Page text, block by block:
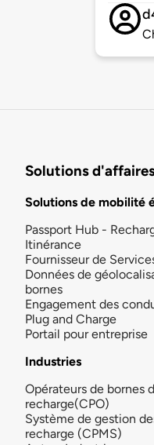
Solutions
Solutions de mobilité
Passport Hub -
Itinérance
Fournisseur de
Données de
bornes
Engagement des
Plug and Charge
Portail pour entreprise
Industries
Opérateurs de bornes
recharge(CPO)
Système de gestion
recharge (CPMS)